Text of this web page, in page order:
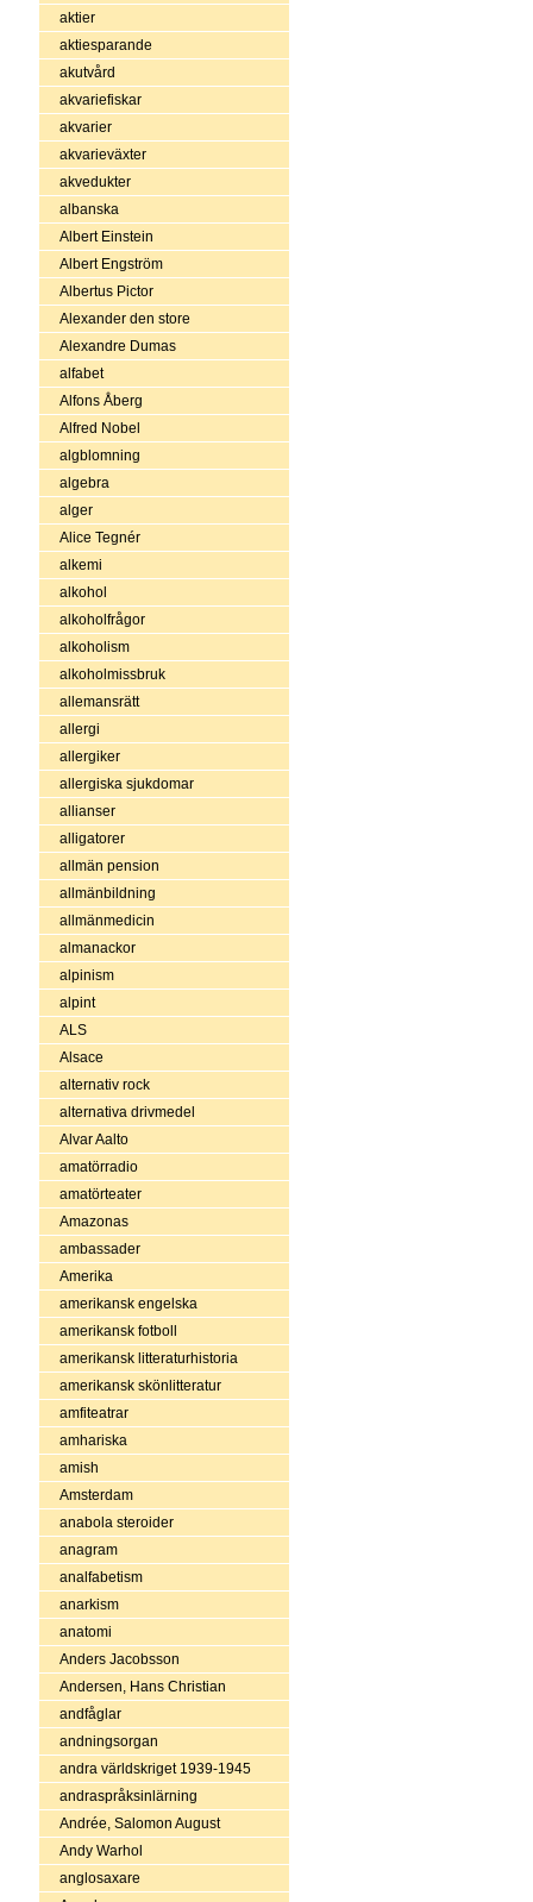
aktier
aktiesparande
akutvård
akvariefiskar
akvarier
akvarieväxter
akvedukter
albanska
Albert Einstein
Albert Engström
Albertus Pictor
Alexander den store
Alexandre Dumas
alfabet
Alfons Åberg
Alfred Nobel
algblomning
algebra
alger
Alice Tegnér
alkemi
alkohol
alkoholfrågor
alkoholism
alkoholmissbruk
allemansrätt
allergi
allergiker
allergiska sjukdomar
allianser
alligatorer
allmän pension
allmänbildning
allmänmedicin
almanackor
alpinism
alpint
ALS
Alsace
alternativ rock
alternativa drivmedel
Alvar Aalto
amatörradio
amatörteater
Amazonas
ambassader
Amerika
amerikansk engelska
amerikansk fotboll
amerikansk litteraturhistoria
amerikansk skönlitteratur
amfiteatrar
amhariska
amish
Amsterdam
anabola steroider
anagram
analfabetism
anarkism
anatomi
Anders Jacobsson
Andersen, Hans Christian
andfåglar
andningsorgan
andra världskriget 1939-1945
andraspråksinlärning
Andrée, Salomon August
Andy Warhol
anglosaxare